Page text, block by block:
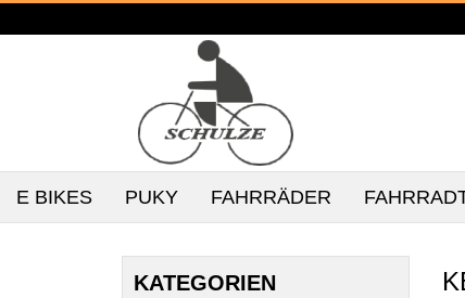
E BIKES PUKY FAHRRÄDER
KATEGORIEN